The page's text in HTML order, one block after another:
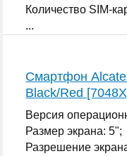
Количество SIM-
...
Смартфон
Black/Red
Версия
Размер экрана: 5";
Разрешение